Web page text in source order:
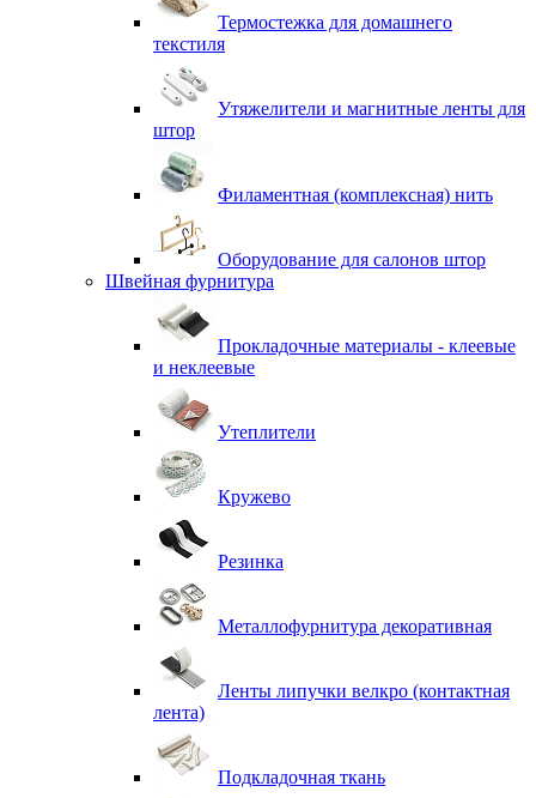
Термостежка для домашнего
текстиля
Утяжелители и магнитные ленты для
штор
Филаментная (комплексная) нить
Оборудование для салонов штор
Швейная фурнитура
Прокладочные материалы - клеевые
и неклеевые
Утеплители
Кружево
Резинка
Металлофурнитура декоративная
Ленты липучки велкро (контактная
лента)
Подкладочная ткань